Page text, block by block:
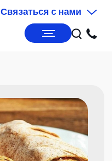
Связаться с нами